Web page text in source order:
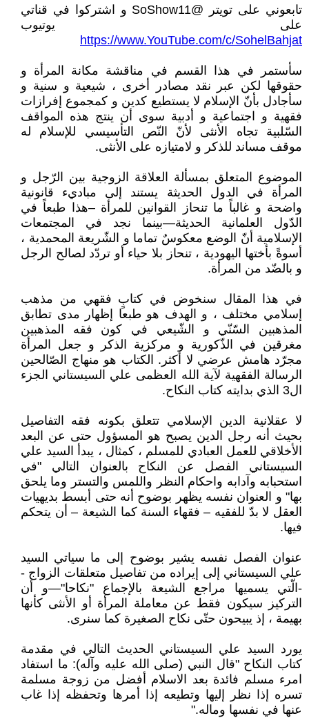
تابعوني على تويتر @SoShow11 و اشتركوا في قناتي
على يوتيوب
https://www.YouTube.com/c/SohelBahjat
سأستمر في هذا القسم في مناقشة مكانة المرأة و
حقوقها لكن عبر نقد مصادر أخرى ، شيعية و سنية و
سأجادل بأنّ الإسلام لا يستطيع كدين و كمجموع إفرازات
فقهية و اجتماعية و أدبية سوى أن ينتج هذه المواقف
السّلبية تجاه الأنثى لأنّ النّص التأسيسي للإسلام له
موقف مساند للذكر و لامتيازه على الأنثى.
الموضوع المتعلق بمسألة العلاقة الزوجية بين الرّجل و
المرأة في الدول الحديثة يستند إلى مباديء قانونية
واضحة و غالباً ما تنحاز القوانين للمرأة –هذا طبعاً في
الدّول العلمانية الحديثة—بينما نجد في المجتمعات
الإسلامية أنّ الوضع معكوسٌ تماما و الشّريعة المحمدية ،
أسوةً بأختها اليهودية ، تنحاز بلا حياء أو تردّد لصالح الرجل
و بالضّد من المرأة.
في هذا المقال سنخوض في كتابٍ فقهي من مذهب
إسلامي مختلف ، و الهدف هو طبعا إظهار مدى تطابق
المذهبين السّنّي و الشّيعي في كون فقه المذهبين
مغرقين في الذّكورية و مركزية الذكر و جعل المرأة
مجرّد هامش عرضي لا أكثر. الكتاب هو منهاج الصّالحين
الرسالة الفقهية لآية الله العظمى علي السيستاني الجزء
ال3 الذي بدايته كتاب النكاح.
لا عقلانية الدين الإسلامي تتعلق بكونه فقه التفاصيل
بحيث أنه رجل الدين يصبح هو المسؤول حتى عن البعد
الأخلاقي للعمل العبادي للمسلم ، كمثال ، يبدأ السيد علي
السيستاني الفصل عن النكاح بالعنوان التالي "في
استحبابه وآدابه واحكام النظر واللمس والتستر وما يلحق
بها" و العنوان نفسه يظهر بوضوح أنه حتى أبسط بديهيات
العقل لا بدّ للفقيه – فقهاء السنة كما الشيعة – أن يتحكم
فيها.
عنوان الفصل نفسه يشير بوضوح إلى ما سياتي السيد
علي السيستاني إلى إيراده من تفاصيل متعلقات الزواج -
-الّتي يسميها مراجع الشيعة بالإجماع "نكاحا"—و أن
التركيز سيكون فقط عن معاملة المرأة أو الأنثى كأنها
بهيمة ، إذ يبيحون حتّى نكاح الصغيرة كما سنرى.
يورد السيد علي السيستاني الحديث التالي في مقدمة
كتاب النكاح "قال النبي (صلى الله عليه وآله): ما استفاد
امرء مسلم فائدة بعد الاسلام أفضل من زوجة مسلمة
تسره إذا نظر إليها وتطيعه إذا أمرها وتحفظه إذا غاب
عنها في نفسها وماله."